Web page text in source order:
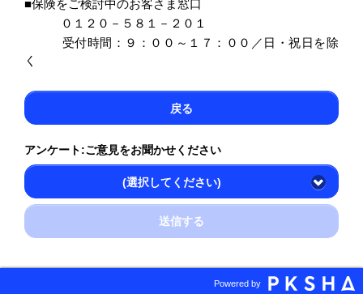
■保険をご検討中のお客さま窓口
０１２０－５８１－２０１
受付時間：９：００～１７：００／日・祝日を除
く
戻る
アンケート:ご意見をお聞かせください
(選択してください)
送信する
Powered by